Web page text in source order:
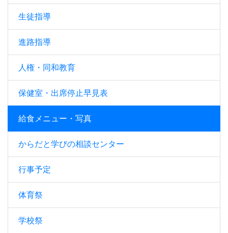
生徒指導
進路指導
人権・同和教育
保健室・出席停止早見表
給食メニュー・写真
からだと学びの相談センター
行事予定
体育祭
学校祭